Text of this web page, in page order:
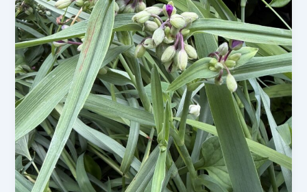
見
頃
に
な
っ
て
き
ま
し
た